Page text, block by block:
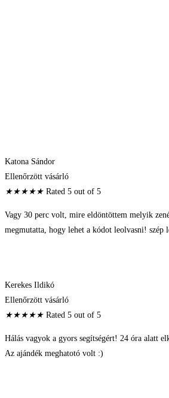
Katona Sándor
Ellenőrzött vásárló
★★★★★ Rated 5 out of 5
Vagy 30 perc volt, mire eldöntöttem melyik
megmutatta, hogy lehet a kódot leolvasni! szép
Kerekes Ildikó
Ellenőrzött vásárló
★★★★★ Rated 5 out of 5
Hálás vagyok a gyors segítségért! 24 óra alatt
Az ajándék meghatotó volt :)